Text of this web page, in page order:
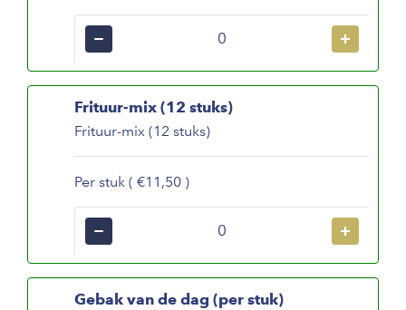
− +
Frituur-mix (12 stuks)
Frituur-mix (12 stuks)
Per stuk ( €11,50 )
− +
Gebak van de dag (per stuk)